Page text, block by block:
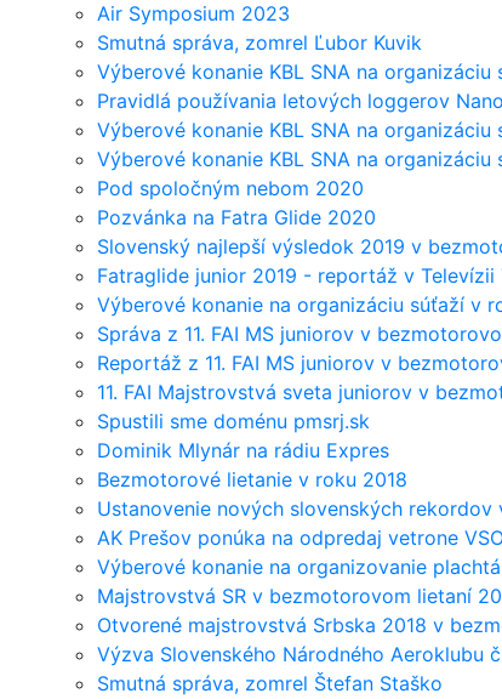
Air Symposium 2023
Smutná správa, zomrel Ľubor Kuvik
Výberové konanie KBL SNA na
Pravidlá používania letových loggerov
Výberové konanie KBL SNA na
Výberové konanie KBL SNA na organizáciu
Pod spoločným nebom 2020
Pozvánka na Fatra Glide 2020
Slovenský najlepší výsledok 2019 v
Fatraglide junior 2019 - reportáž v Televízii
Výberové konanie na organizáciu súťaží v
Správa z 11. FAI MS juniorov v
Reportáž z 11. FAI MS juniorov v
11. FAI Majstrovstvá sveta juniorov v
Spustili sme doménu pmsrj.sk
Dominik Mlynár na rádiu Expres
Bezmotorové lietanie v roku 2018
Ustanovenie nových slovenských
AK Prešov ponúka na odpredaj vetrone
Výberové konanie na organizovanie
Majstrovstvá SR v bezmotorovom lietaní
Otvorené majstrovstvá Srbska 2018 v
Výzva Slovenského Národného Aeroklubu
Smutná správa, zomrel Štefan Staško